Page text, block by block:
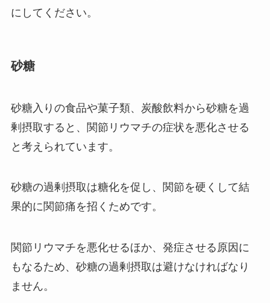
にしてください。
砂糖
砂糖入りの食品や菓子類、炭酸飲料から砂糖を過
剰摂取すると、関節リウマチの症状を悪化させる
と考えられています。
砂糖の過剰摂取は糖化を促し、関節を硬くして結
果的に関節痛を招くためです。
関節リウマチを悪化せるほか、発症させる原因に
もなるため、砂糖の過剰摂取は避けなければなり
ません。